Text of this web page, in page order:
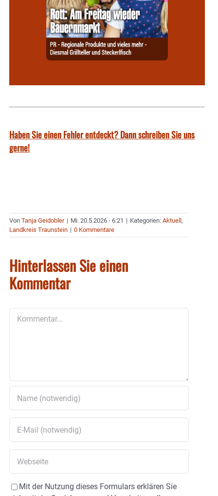
Haben Sie einen Fehler entdeckt? Dann schreiben Sie uns
gerne!
Von Tanja Geidobler | Mi. 20.5.2026 - 6:21 | Kategorien: Aktuell ,
Landkreis Traunstein | 0 Kommentare
Hinterlassen Sie einen
Kommentar
Mit der Nutzung dieses Formulars erklären Sie